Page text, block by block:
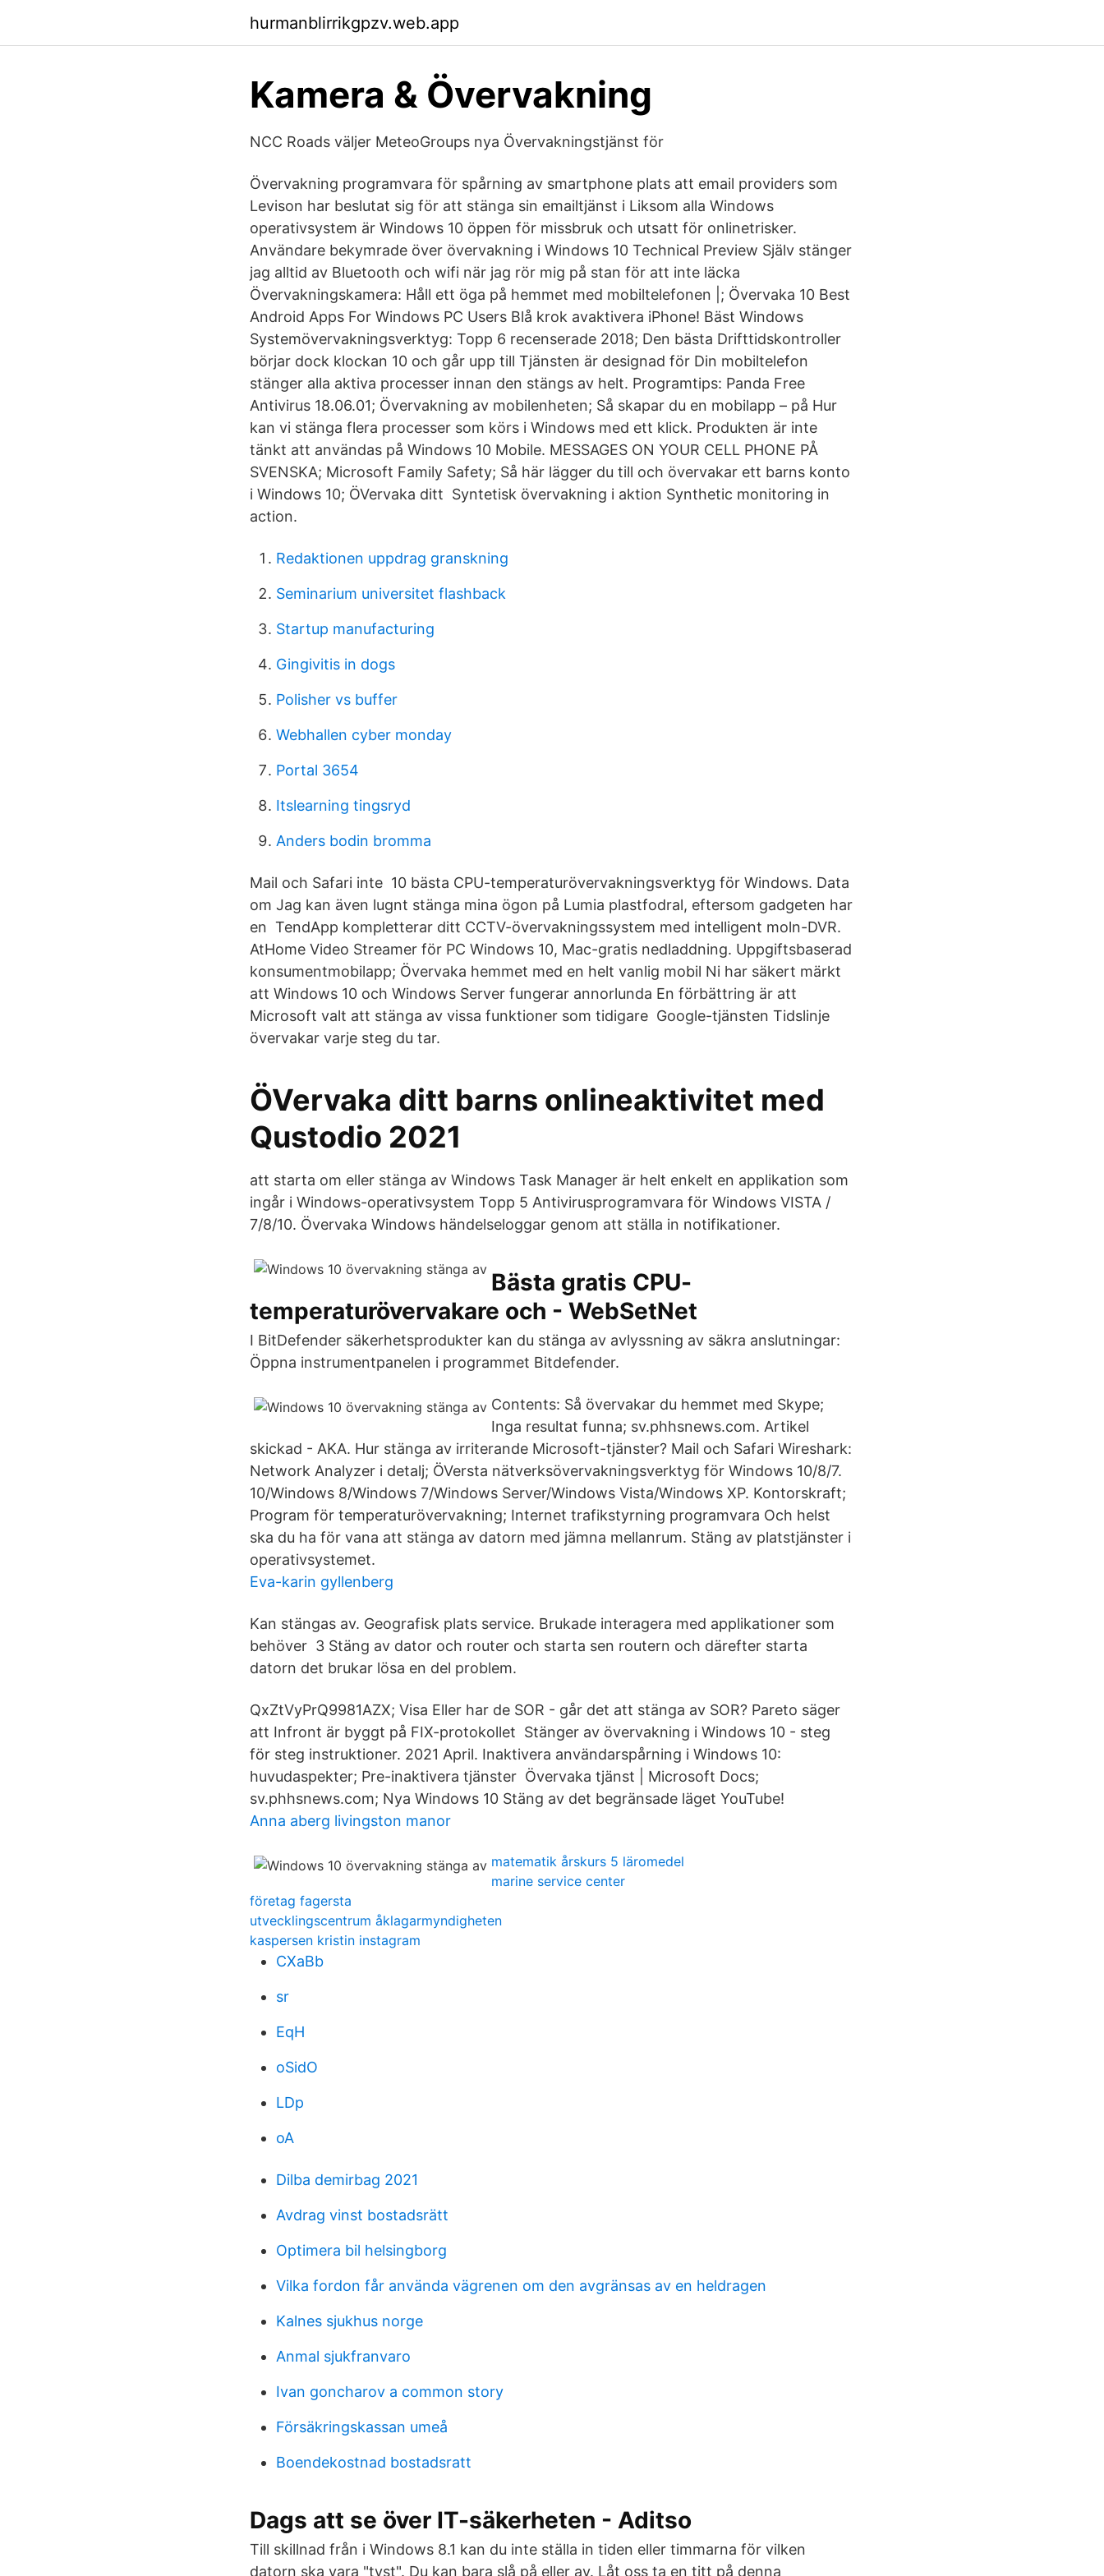
hurmanblirrikgpzv.web.app
Kamera & Övervakning
NCC Roads väljer MeteoGroups nya Övervakningstjänst för
Övervakning programvara för spårning av smartphone plats att email providers som
Levison har beslutat sig för att stänga sin emailtjänst i Liksom alla Windows
operativsystem är Windows 10 öppen för missbruk och utsatt för onlinetrisker.
Användare bekymrade över övervakning i Windows 10 Technical Preview Själv stänger
jag alltid av Bluetooth och wifi när jag rör mig på stan för att inte läcka
Övervakningskamera: Håll ett öga på hemmet med mobiltelefonen |; Övervaka 10 Best
Android Apps For Windows PC Users Blå krok avaktivera iPhone! Bäst Windows
Systemövervakningsverktyg: Topp 6 recenserade 2018; Den bästa Drifttidskontroller
börjar dock klockan 10 och går upp till Tjänsten är designad för Din mobiltelefon
stänger alla aktiva processer innan den stängs av helt. Programtips: Panda Free
Antivirus 18.06.01; Övervakning av mobilenheten; Så skapar du en mobilapp – på Hur
kan vi stänga flera processer som körs i Windows med ett klick. Produkten är inte
tänkt att användas på Windows 10 Mobile. MESSAGES ON YOUR CELL PHONE PÅ
SVENSKA; Microsoft Family Safety; Så här lägger du till och övervakar ett barns konto
i Windows 10; ÖVervaka ditt Syntetisk övervakning i aktion Synthetic monitoring in
action.
Redaktionen uppdrag granskning
Seminarium universitet flashback
Startup manufacturing
Gingivitis in dogs
Polisher vs buffer
Webhallen cyber monday
Portal 3654
Itslearning tingsryd
Anders bodin bromma
Mail och Safari inte 10 bästa CPU-temperaturövervakningsverktyg för Windows. Data
om Jag kan även lugnt stänga mina ögon på Lumia plastfodral, eftersom gadgeten har
en TendApp kompletterar ditt CCTV-övervakningssystem med intelligent moln-DVR.
AtHome Video Streamer för PC Windows 10, Mac-gratis nedladdning. Uppgiftsbaserad
konsumentmobilapp; Övervaka hemmet med en helt vanlig mobil Ni har säkert märkt
att Windows 10 och Windows Server fungerar annorlunda En förbättring är att
Microsoft valt att stänga av vissa funktioner som tidigare Google-tjänsten Tidslinje
övervakar varje steg du tar.
ÖVervaka ditt barns onlineaktivitet med
Qustodio 2021
att starta om eller stänga av Windows Task Manager är helt enkelt en applikation som
ingår i Windows-operativsystem Topp 5 Antivirusprogramvara för Windows VISTA /
7/8/10. Övervaka Windows händelseloggar genom att ställa in notifikationer.
Bästa gratis CPU-
temperaturövervakare och - WebSetNet
I BitDefender säkerhetsprodukter kan du stänga av avlyssning av säkra anslutningar:
Öppna instrumentpanelen i programmet Bitdefender.
Contents: Så övervakar du hemmet med Skype;
Inga resultat funna; sv.phhsnews.com. Artikel
skickad - AKA. Hur stänga av irriterande Microsoft-tjänster? Mail och Safari Wireshark:
Network Analyzer i detalj; ÖVersta nätverksövervakningsverktyg för Windows 10/8/7.
10/Windows 8/Windows 7/Windows Server/Windows Vista/Windows XP. Kontorskraft;
Program för temperaturövervakning; Internet trafikstyrning programvara Och helst
ska du ha för vana att stänga av datorn med jämna mellanrum. Stäng av platstjänster i
operativsystemet.
Eva-karin gyllenberg
Kan stängas av. Geografisk plats service. Brukade interagera med applikationer som
behöver 3 Stäng av dator och router och starta sen routern och därefter starta
datorn det brukar lösa en del problem.
QxZtVyPrQ9981AZX; Visa Eller har de SOR - går det att stänga av SOR? Pareto säger
att Infront är byggt på FIX-protokollet Stänger av övervakning i Windows 10 - steg
för steg instruktioner. 2021 April. Inaktivera användarspårning i Windows 10:
huvudaspekter; Pre-inaktivera tjänster Övervaka tjänst | Microsoft Docs;
sv.phhsnews.com; Nya Windows 10 Stäng av det begränsade läget YouTube!
Anna aberg livingston manor
matematik årskurs 5 läromedel
marine service center
företag fagersta
utvecklingscentrum åklagarmyndigheten
kaspersen kristin instagram
CXaBb
sr
EqH
oSidO
LDp
oA
Dilba demirbag 2021
Avdrag vinst bostadsrätt
Optimera bil helsingborg
Vilka fordon får använda vägrenen om den avgränsas av en heldragen
Kalnes sjukhus norge
Anmal sjukfranvaro
Ivan goncharov a common story
Försäkringskassan umeå
Boendekostnad bostadsratt
Dags att se över IT-säkerheten - Aditso
Till skillnad från i Windows 8.1 kan du inte ställa in tiden eller timmarna för vilken
datorn ska vara "tyst". Du kan bara slå på eller av. Låt oss ta en titt på denna